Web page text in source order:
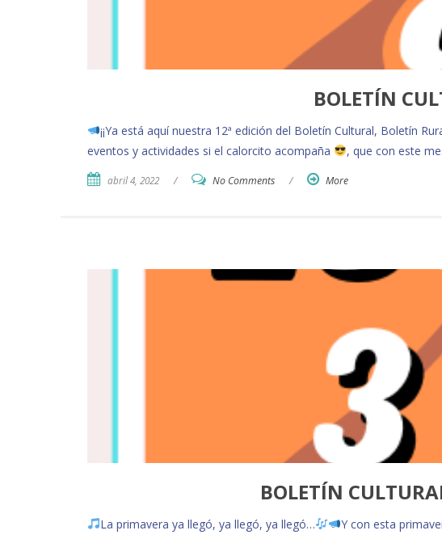
BOLETÍN
¡¡Ya está aquí nuestra 12ª edición del Boletín Cultural, Boletín
eventos y actividades si el calorcito acompaña
, que con este
abril 4, 2022 / No Comments / More
BOLETÍN
La primavera ya llegó, ya llegó, ya llegó… Y con esta